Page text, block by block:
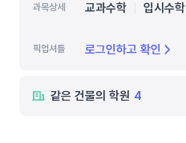
과목상세 교과수학 입시수학
픽업셔틀 로그인하고 확인
같은 건물의 학원 4